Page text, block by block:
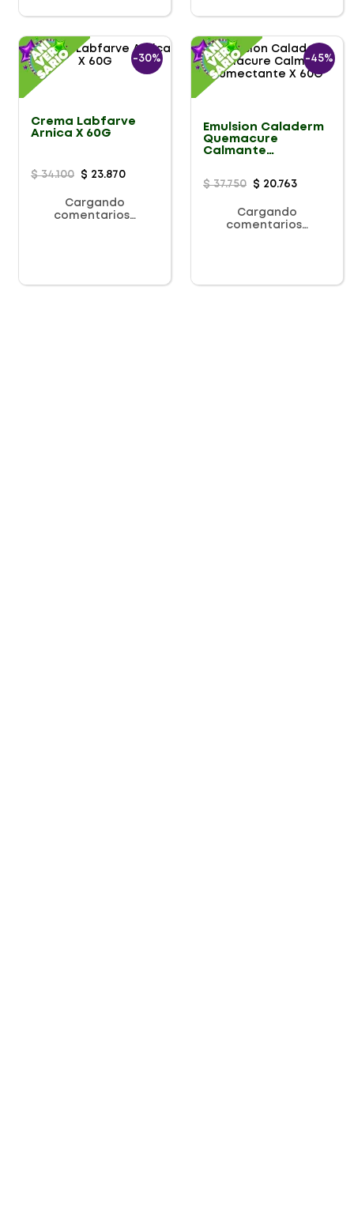
-30%
Crema Labfarve
Arnica X 60G
$ 34.100 $ 23.870
Cargando
comentarios…
-45%
Emulsion Caladerm
Quemacure
Calmante
$ 37.750 $ 20.763
Cargando
comentarios…